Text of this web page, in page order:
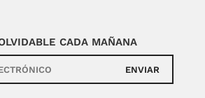
CADA MAÑANA
ENVIAR